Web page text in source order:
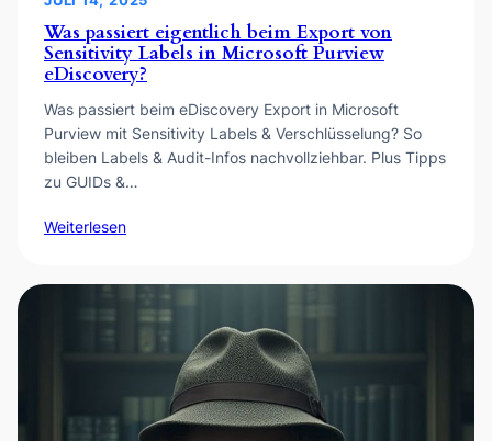
Was passiert eigentlich beim Export von
Sensitivity Labels in Microsoft Purview
eDiscovery?
Was passiert beim eDiscovery Export in Microsoft
Purview mit Sensitivity Labels & Verschlüsselung? So
bleiben Labels & Audit-Infos nachvollziehbar. Plus Tipps
zu GUIDs &…
Weiterlesen